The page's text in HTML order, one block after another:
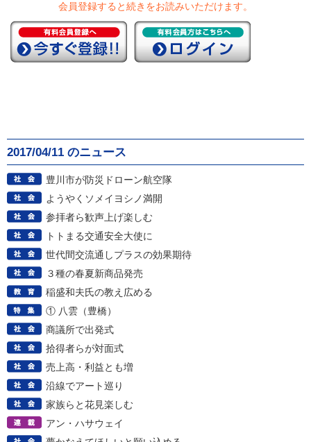
会員登録すると続きをお読みいただけます。
2017/04/11 のニュース
豊川市が防災ドローン航空隊
ようやくソメイヨシノ満開
参拝者ら歓声上げ楽しむ
トトまる交通安全大使に
世代間交流通しプラスの効果期待
３種の春夏新商品発売
稲盛和夫氏の教え広める
① 八雲（豊橋）
商議所で出発式
拾得者らが対面式
売上高・利益とも増
沿線でアート巡り
家族らと花見楽しむ
アン・ハサウェイ